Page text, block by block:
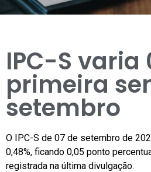
IPC-S varia
primeira
setembro
O IPC-S de 07 de setembro de
0,48%, ficando 0,05 ponto
registrada na última divulgação.